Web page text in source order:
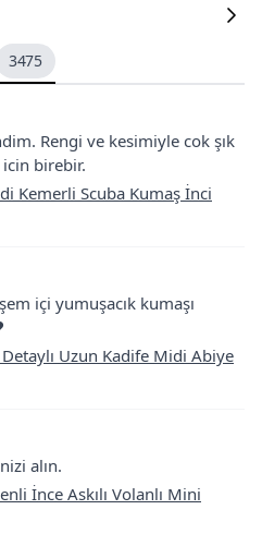
3475
Rengi ve kesimiyle cok şık
birebir.
Kemerli Scuba Kumaş İnci
içi yumuşacık kumaşı
Detaylı Uzun Kadife Midi Abiye
alın.
İnce Askılı Volanlı Mini